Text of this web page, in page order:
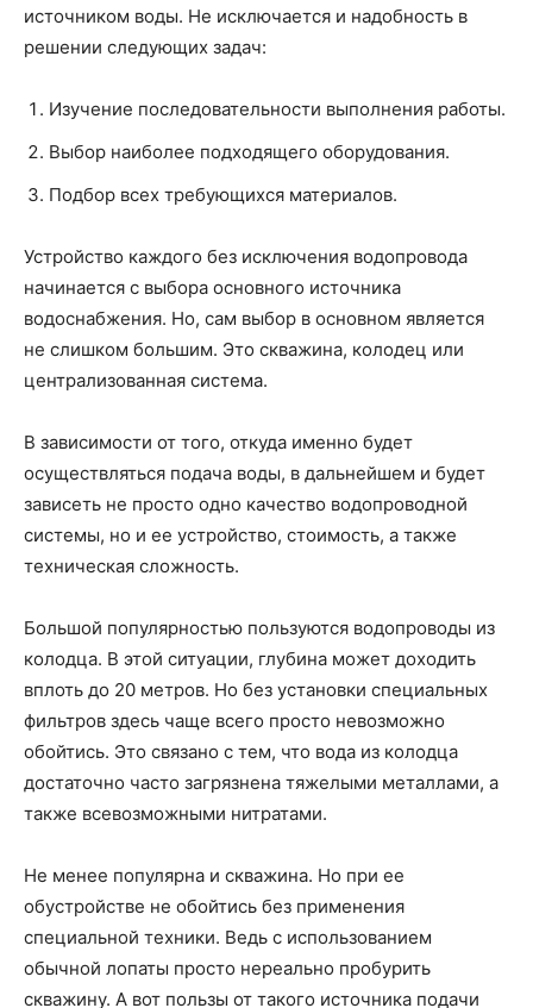
источником воды. Не исключается и надобность в
решении следующих задач:
Изучение последовательности выполнения работы.
Выбор наиболее подходящего оборудования.
Подбор всех требующихся материалов.
Устройство каждого без исключения водопровода
начинается с выбора основного источника
водоснабжения. Но, сам выбор в основном является
не слишком большим. Это скважина, колодец или
централизованная система.
В зависимости от того, откуда именно будет
осуществляться подача воды, в дальнейшем и будет
зависеть не просто одно качество водопроводной
системы, но и ее устройство, стоимость, а также
техническая сложность.
Большой популярностью пользуются водопроводы из
колодца. В этой ситуации, глубина может доходить
вплоть до 20 метров. Но без установки специальных
фильтров здесь чаще всего просто невозможно
обойтись. Это связано с тем, что вода из колодца
достаточно часто загрязнена тяжелыми металлами, а
также всевозможными нитратами.
Не менее популярна и скважина. Но при ее
обустройстве не обойтись без применения
специальной техники. Ведь с использованием
обычной лопаты просто нереально пробурить
скважину. А вот пользы от такого источника подачи